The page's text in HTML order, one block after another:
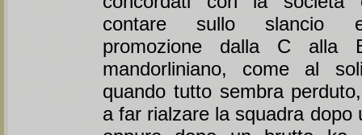
contare sullo slancio
promozione dalla C alla
mandorliniano, come al
quando tutto sembra
a far rialzare la squadra dopo